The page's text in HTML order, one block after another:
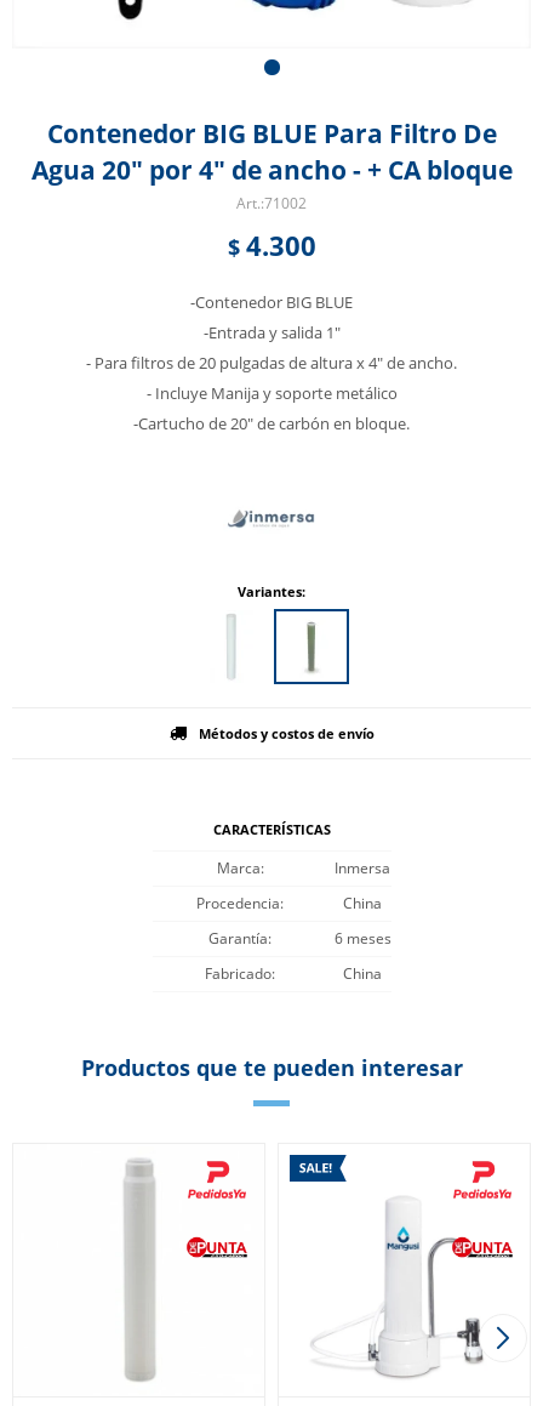
Contenedor BIG BLUE Para Filtro De
Agua 20" por 4" de ancho - + CA bloque
71002
$ 4.300
-Contenedor BIG BLUE
-Entrada y salida 1"
- Para filtros de 20 pulgadas de altura x 4" de ancho.
- Incluye Manija y soporte metálico
-Cartucho de 20" de carbón en bloque.
Variantes:
Métodos y costos de envío
CARACTERÍSTICAS
Marca
Inmersa
Procedencia
China
Garantía
6 meses
Fabricado
China
Productos que te pueden interesar